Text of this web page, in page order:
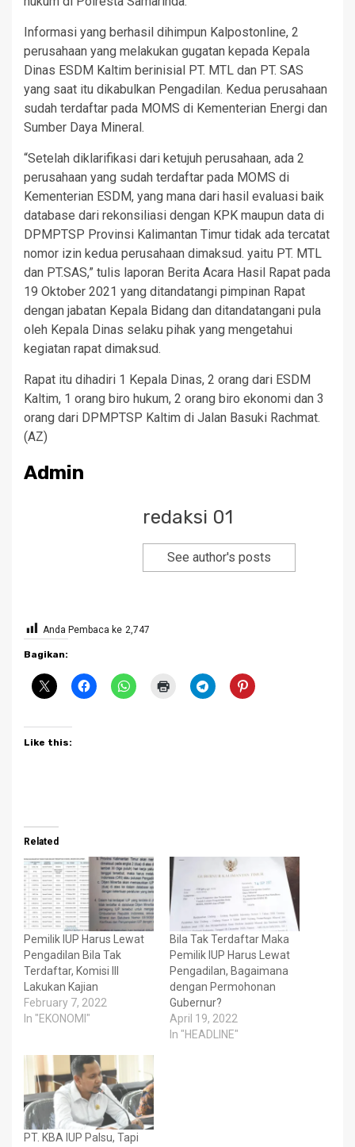
Informasi yang berhasil dihimpun Kalpostonline, 2
perusahaan yang melakukan gugatan kepada Kepala
Dinas ESDM Kaltim berinisial PT. MTL dan PT. SAS
yang saat itu dikabulkan Pengadilan. Kedua perusahaan
sudah terdaftar pada MOMS di Kementerian Energi dan
Sumber Daya Mineral.
“Setelah diklarifikasi dari ketujuh perusahaan, ada 2
perusahaan yang sudah terdaftar pada MOMS di
Kementerian ESDM, yang mana dari hasil evaluasi baik
database dari rekonsiliasi dengan KPK maupun data di
DPMPTSP Provinsi Kalimantan Timur tidak ada tercatat
nomor izin kedua perusahaan dimaksud. yaitu PT. MTL
dan PT.SAS,” tulis laporan Berita Acara Hasil Rapat pada
19 Oktober 2021 yang ditandatangi pimpinan Rapat
dengan jabatan Kepala Bidang dan ditandatangani pula
oleh Kepala Dinas selaku pihak yang mengetahui
kegiatan rapat dimaksud.
Rapat itu dihadiri 1 Kepala Dinas, 2 orang dari ESDM
Kaltim, 1 orang biro hukum, 2 orang biro ekonomi dan 3
orang dari DPMPTSP Kaltim di Jalan Basuki Rachmat.
(AZ)
Admin
redaksi 01
See author's posts
Anda Pembaca ke 2,747
Bagikan:
Like this:
Related
Pemilik IUP Harus Lewat
Pengadilan Bila Tak
Terdaftar, Komisi III
Lakukan Kajian
February 7, 2022
In "EKONOMI"
Bila Tak Terdaftar Maka
Pemilik IUP Harus Lewat
Pengadilan, Bagaimana
dengan Permohonan
Gubernur?
April 19, 2022
In "HEADLINE"
PT. KBA IUP Palsu, Tapi